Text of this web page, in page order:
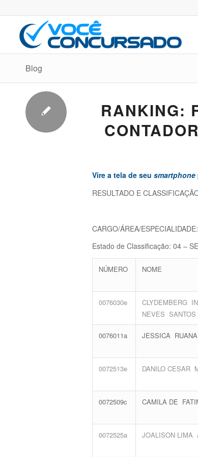
Blog
RANKING:
Vire a tela de seu smartphone
RESULTADO E
CARGO/ÁREA/
Estado de Classificação: 04 –
NÚMERO NOME
0076030e
CLYDEMBERG
NEVES SANTOS
0076011a JESSICA
0072513e DANILO CESAR
0072509c CAMILA DE
0072525a JOALISON LIMA